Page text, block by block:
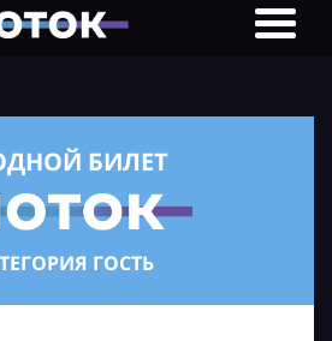
БИЛЕТ
ГОСТЬ